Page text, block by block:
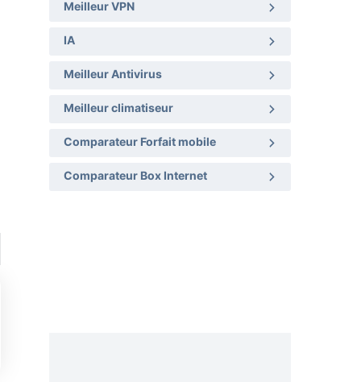
Meilleur VPN
IA
Meilleur Antivirus
Meilleur climatiseur
Comparateur Forfait mobile
Comparateur Box Internet